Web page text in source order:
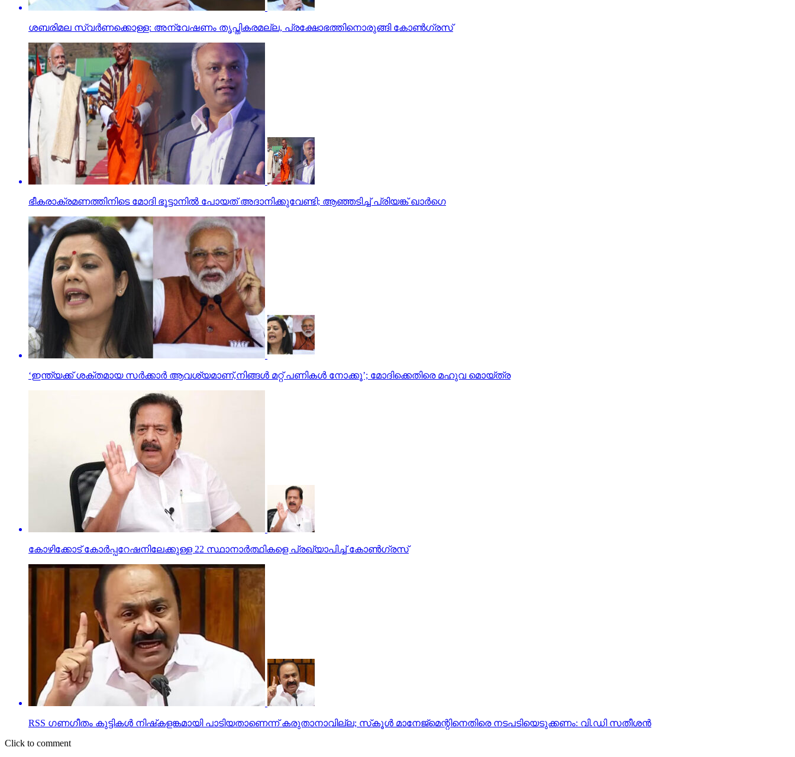
ശബരിമല സ്വര്‍ണക്കൊള്ള: അന്വേഷണം തൃപ്തികരമല്ല, പ്രക്ഷോഭത്തിനൊരുങ്ങി കോണ്‍ഗ്രസ്
ഭീകരാക്രമണത്തിനിടെ മോദി ഭൂട്ടാനില്‍ പോയത് അദാനിക്കുവേണ്ടി; ആഞ്ഞടിച്ച് പ്രിയങ്ക് ഖാര്‍ഗെ
‘ഇന്ത്യക്ക് ശക്തമായ സർക്കാർ ആവശ്യമാണ്,നിങ്ങൾ മറ്റ് പണികൾ നോക്കൂ’; മോദിക്കെതിരെ മഹുവ മൊയ്ത്ര
കോഴിക്കോട് കോര്‍പ്പറേഷനിലേക്കുള്ള 22 സ്ഥാനാര്‍ത്ഥികളെ പ്രഖ്യാപിച്ച് കോണ്‍ഗ്രസ്
RSS ഗണഗീതം കുട്ടികള്‍ നിഷ്‌കളങ്കമായി പാടിയതാണെന്ന് കരുതാനാവില്ല; സ്‌കൂള്‍ മാനേജ്‌മെന്റിനെതിരെ നടപടിയെടുക്കണം: വി.ഡി സതീശന്‍
Click to comment